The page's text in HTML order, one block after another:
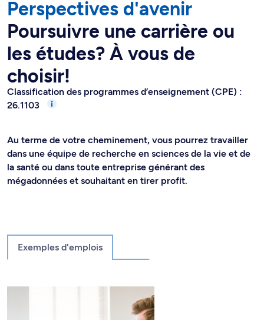
Perspectives d'avenir
Poursuivre une carrière ou
les études? À vous de
choisir!
Classification des programmes d’enseignement (CPE) :
26.1103
Au terme de votre cheminement, vous pourrez travailler
dans une équipe de recherche en sciences de la vie et de
la santé ou dans toute entreprise générant des
mégadonnées et souhaitant en tirer profit.
Exemples d'emplois